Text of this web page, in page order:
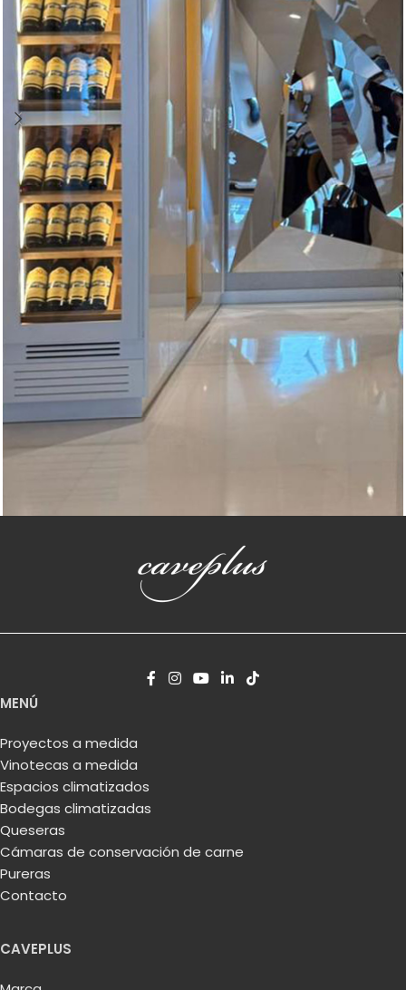
Vinoteca a medida en Miami Florida EEUU
MENÚ
Proyectos a medida
Vinotecas a medida
Espacios climatizados
Bodegas climatizadas
Queseras
Cámaras de conservación de carne
Pureras
Contacto
CAVEPLUS